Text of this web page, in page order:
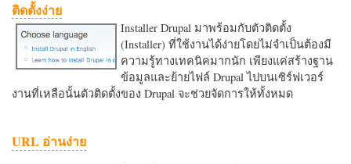
ติดตั้งง่าย
Installer Drupal มาพร้อมกับตัวติดตั้ง
(Installer) ที่ใช้งานได้ง่ายโดยไม่จำเป็นต้องมี
ความรู้ทางเทคนิคมากนัก เพียงแค่สร้างฐาน
ข้อมูลและย้ายไฟล์ Drupal ไปบนเซิร์ฟเวอร์
งานที่เหลือนั้นตัวติดตั้งของ Drupal จะช่วยจัดการให้ทั้งหมด
URL อ่านง่าย